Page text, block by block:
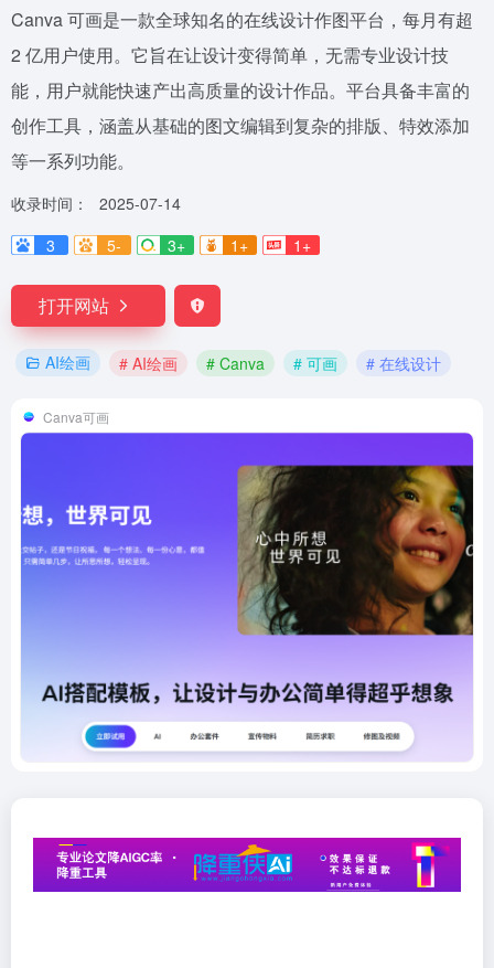
Canva 可画是一款全球知名的在线设计作图平台，每月有超
2 亿用户使用。它旨在让设计变得简单，无需专业设计技
能，用户就能快速产出高质量的设计作品。平台具备丰富的
创作工具，涵盖从基础的图文编辑到复杂的排版、特效添加
等一系列功能。
收录时间：
2025-07-14
3
5- 3+ 1+ 1+
打开网站
AI绘画 # AI绘画 # Canva # 可画 # 在线设计
Canva可画